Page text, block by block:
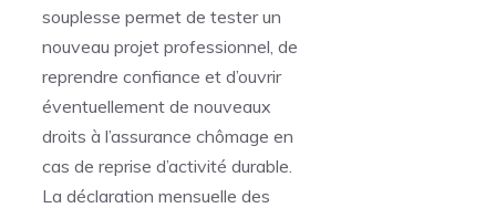
souplesse permet de tester un
nouveau projet professionnel, de
reprendre confiance et d’ouvrir
éventuellement de nouveaux
droits à l’assurance chômage en
cas de reprise d’activité durable.
La déclaration mensuelle des